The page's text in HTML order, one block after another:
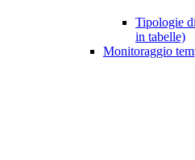
Tipologie
in tabelle)
Monitoraggio